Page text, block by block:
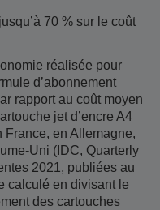
70 % sur le coût
réalisée pour
d’abonnement
rapport au coût moyen
jet d’encre A4
en Allemagne,
Uni (IDC, Quarterly
2021, publiées au
calculé en divisant le
des cartouches